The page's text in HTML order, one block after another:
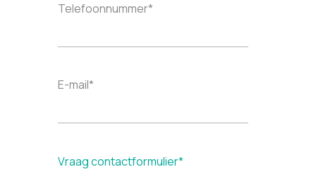
Telefoonnummer*
E-mail*
Vraag contactformulier*